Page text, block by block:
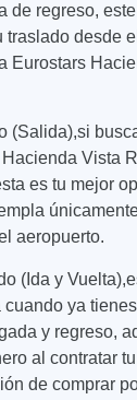
de regreso,
traslado desde
Eurostars
(Salida),si
Vista
es tu mejor
aeropuerto.
(Ida y
cuando ya
y regreso,
al contratar
de comprar